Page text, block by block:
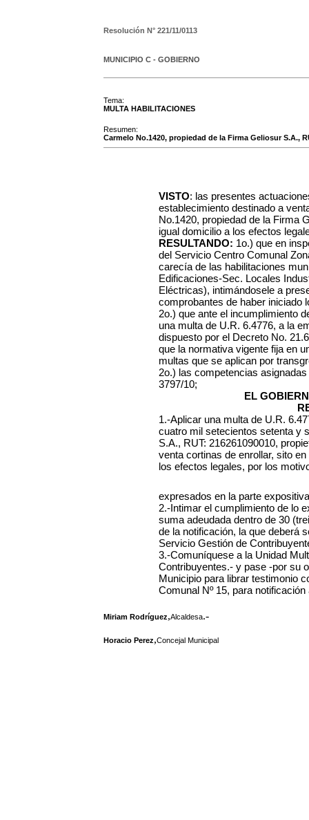
Resolución N° 221/11/0113
MUNICIPIO C - GOBIERNO
Tema:
MULTA HABILITACIONES
Resumen:
Carmelo No.1420, propiedad de la Firma Geliosur S.A.,
VISTO: las presentes
establecimiento destinado a
No.1420, propiedad de la Firma
igual domicilio a los efectos
RESULTANDO: 1o.) que en
del Servicio Centro Comunal
carecía de las habilitaciones
Edificaciones-Sec. Locales
Eléctricas), intimándosele a
comprobantes de haber iniciado
2o.) que ante el incumplimiento
una multa de U.R. 6.4776, a la
dispuesto por el Decreto No.
que la normativa vigente fija en
multas que se aplican por
2o.) las competencias
3797/10;
EL
1.-Aplicar una multa de U.R.
cuatro mil setecientos setenta y
S.A., RUT: 216261090010,
venta cortinas de enrollar, sito
los efectos legales, por los
expresados en la parte
2.-Intimar el cumplimiento de lo
suma adeudada dentro de 30
de la notificación, la que deberá
Servicio Gestión de
3.-Comuníquese a la Unidad
Contribuyentes.- y pase -por su
Municipio para librar testimonio
Comunal Nº 15, para
Miriam Rodríguez,Alcaldesa.-
Horacio Perez,Concejal Municipal